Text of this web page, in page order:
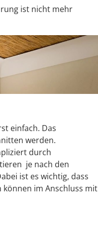
ist nicht mehr
einfach. Das
werden.
durch
 je nach den
ist es wichtig, dass
im Anschluss mit